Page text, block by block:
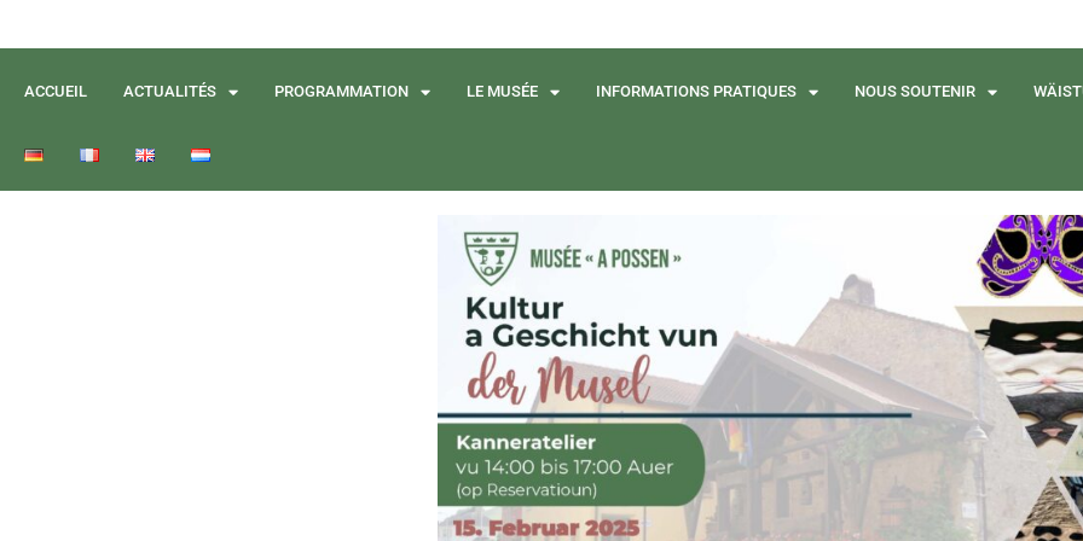
ACCUEIL ACTUALITÉS PROGRAMMATION LE MUSÉE INFORMATIONS PRATIQUES NOUS SOUTENIR